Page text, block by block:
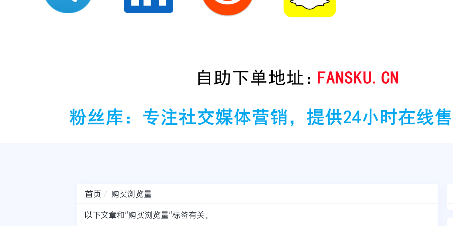
首页
购买浏览量
以下文章和"购买浏览量"标签有关。